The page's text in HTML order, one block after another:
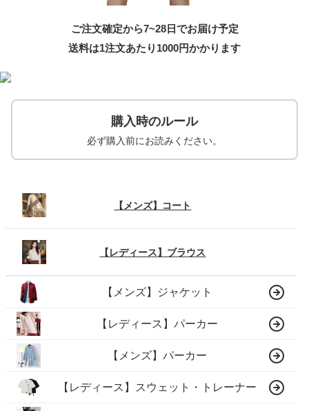
ご注文確定から7~28日でお届け予定
送料は1注文あたり 1000円かかります
購入時のルール
必ず購入前にお読みください。
【メンズ】コート
【レディース】ブラウス
【メンズ】ジャケット
【レディース】パーカー
【メンズ】パーカー
【レディース】スウェット・トレーナー